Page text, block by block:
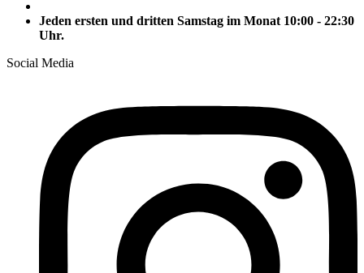
Jeden ersten und dritten Samstag im Monat 10:00 - 22:30
Uhr.
Social Media